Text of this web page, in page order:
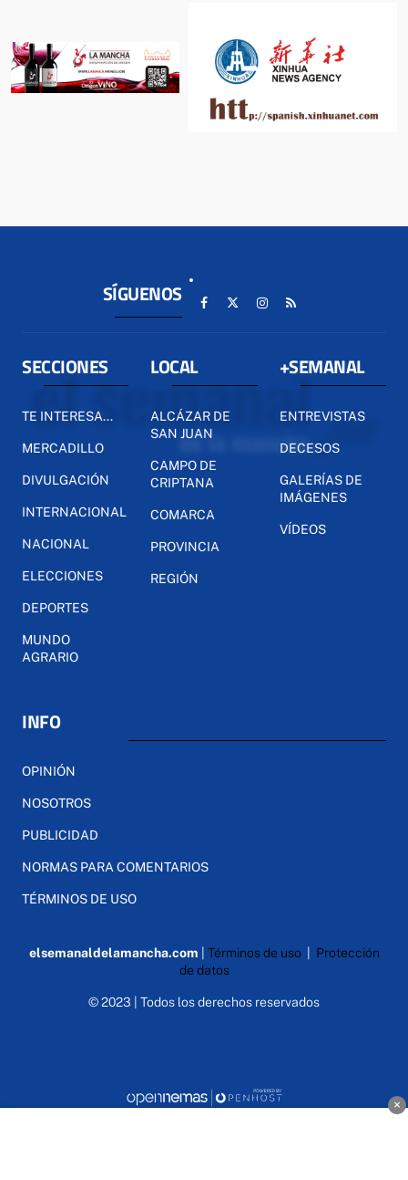
SÍGUENOS
SECCIONES
TE INTERESA...
MERCADILLO
DIVULGACIÓN
INTERNACIONAL
NACIONAL
ELECCIONES
DEPORTES
MUNDO
AGRARIO
LOCAL
ALCÁZAR DE
SAN JUAN
CAMPO DE
CRIPTANA
COMARCA
PROVINCIA
REGIÓN
+SEMANAL
ENTREVISTAS
DECESOS
GALERÍAS DE
IMÁGENES
VÍDEOS
INFO
OPINIÓN
NOSOTROS
PUBLICIDAD
NORMAS PARA COMENTARIOS
TÉRMINOS DE USO
elsemanaldelamancha.com Términos de uso| Protección
de datos
© 2023 | Todos los derechos reservados
×